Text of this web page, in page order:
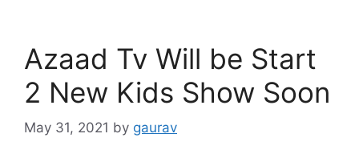
Azaad Tv Will be Start
2 New Kids Show Soon
May 31, 2021 by gaurav